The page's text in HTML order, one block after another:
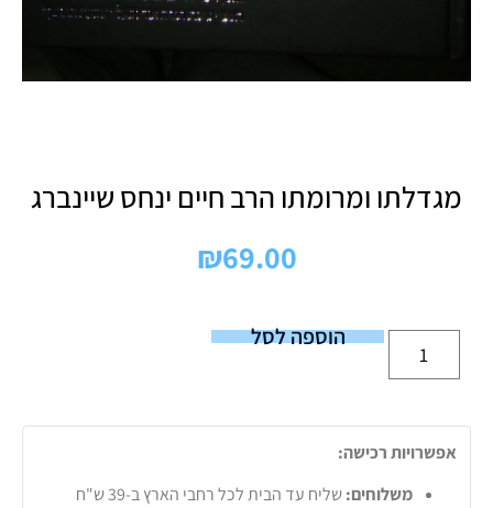
מגדלתו ומרומתו הרב חיים ינחס שיינברג
₪69.00
הוספה לסל
אפשרויות רכישה:
משלוחים:
שליח עד הבית לכל רחבי הארץ ב-39 ש"ח